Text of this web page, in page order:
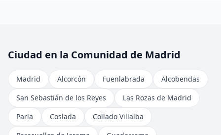
Ciudad en la Comunidad de Madrid
Madrid Alcorcón Fuenlabrada
Alcobendas
San Sebastián de los Reyes
Las Rozas de Madrid
Parla
Coslada
Collado Villalba